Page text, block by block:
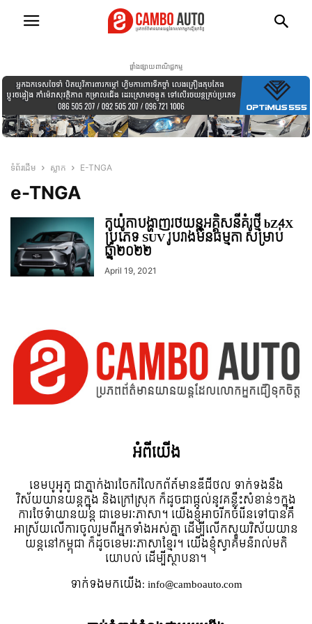
ផ្ទាំងផ្សាយពាណិជ្ជកម្ម
ទំព័រដើម ស្លាក E-TNGA
e-TNGA
តូយ៉ូតាបង្ហាញរថយន្តអគ្គិសនីគំរូថ្មី bZ4X
ប្រភេទ SUV រូបរាងមិនធម្មតា សម្រាប់
ឆ្នាំ២០២២
April 19, 2021
អំពី​យើង
ខេមបូអូតូ ជាភ្នាក់ងារចែករំលែកព័ត៍មានឌីជីថល ទាក់ទងនឹង
វិស័យយានយន្តក្នុង និងក្រៅស្រុក ក៏ដូចជាផ្តល់នូវគន្លឹះសំខាន់ៗក្នុង
ការថែទំាយានយន្ត ជាខេមរៈភាសា។ យើងខ្ញុំអាចរីកចំរើនទៅបានគឺ
អាស្រ័យលើការចូលរួមពីអ្នកទាំងអស់គ្នា ដើម្បីលើកស្ទួយវិស័យយាន
យន្តនៅកម្ពុជា ក៏ដូចខេមរៈភាសាខ្មែរ។ យើងខ្ញុំស្វាគមន៌រាល់មតិ
យោបល់ ដើម្បីស្ថាបនា។
ទាក់ទង​មក​យើង:info@camboauto.com